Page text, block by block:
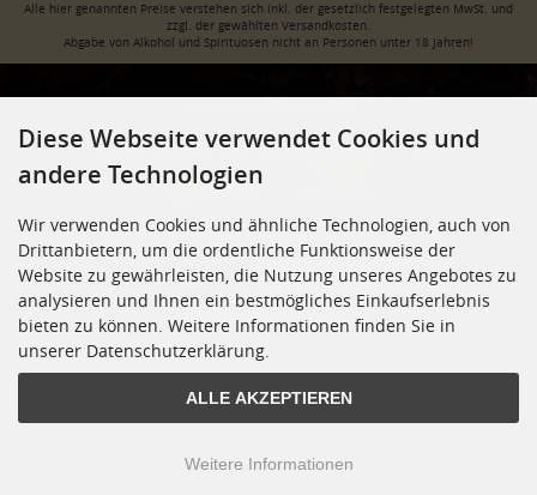
Alle hier genannten Preise verstehen sich inkl. der gesetzlich festgelegten MwSt. und
zzgl. der gewählten Versandkosten.
Abgabe von Alkohol und Spirituosen nicht an Personen unter 18 Jahren!
PRIVATSPHÄRE UND DATENSCHUTZ
AGB
IMPRESSUM
WIDERRUFSRECHT & WIDERRUFSFORMULAR
JUGENDSCHUTZ
VERTRAG WIDERRUFEN
COOKIE EINSTELLUNGEN
modified eCommerce Shopsoftware © 2009-2026 • Umsetzung & Programmierung
Diese Webseite verwendet Cookies und
andere Technologien
Wir verwenden Cookies und ähnliche Technologien, auch von
Drittanbietern, um die ordentliche Funktionsweise der
Website zu gewährleisten, die Nutzung unseres Angebotes zu
analysieren und Ihnen ein bestmögliches Einkaufserlebnis
bieten zu können. Weitere Informationen finden Sie in
unserer Datenschutzerklärung.
ALLE AKZEPTIEREN
Weitere Informationen